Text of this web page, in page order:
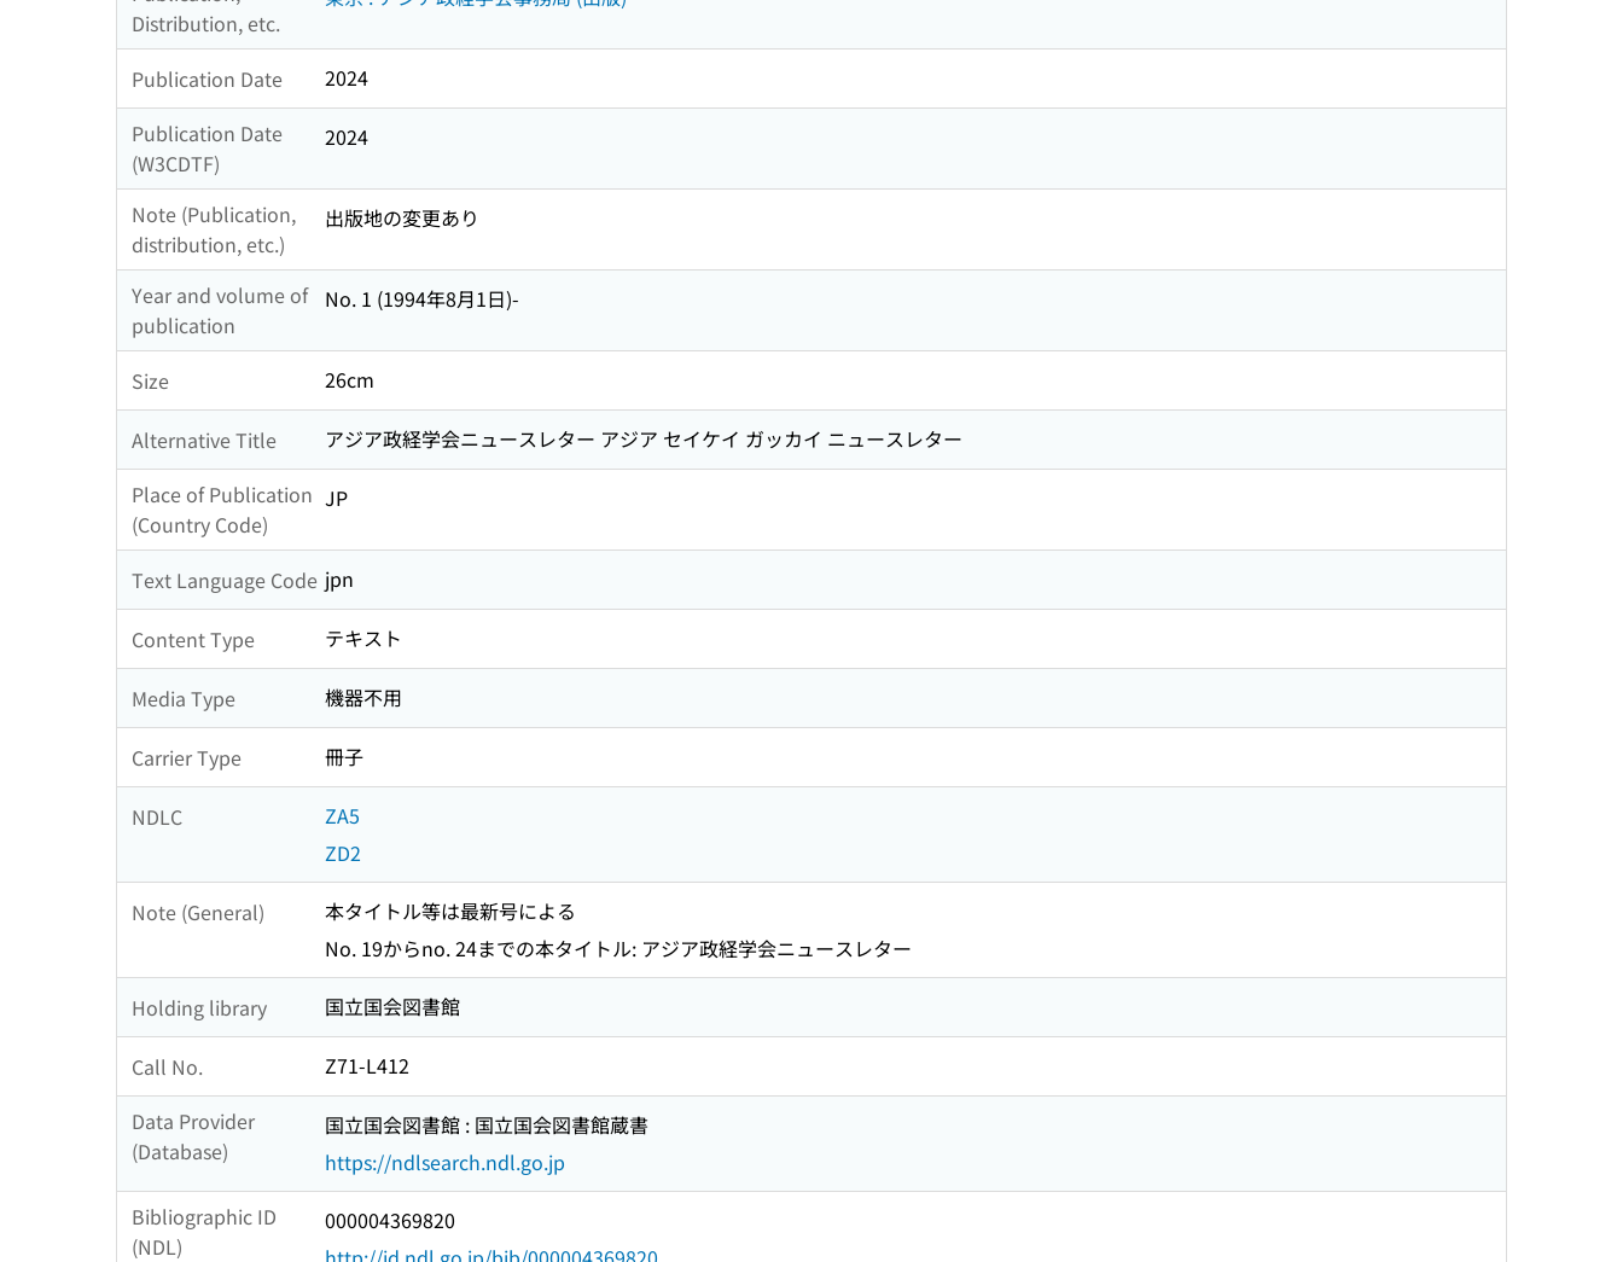
Distribution, etc.
Publication Date
2024
Publication Date
(W3CDTF)
2024
Note (Publication,
distribution, etc.)
出版地の変更あり
Year and volume of
publication
No. 1 (1994年8月1日)-
Size 26cm
Alternative Title
アジア政経学会ニュースレター アジア セイケイ ガッカイ ニュースレター
Place of Publication
(Country Code)
JP
Text Language Code jpn
Content Type テキスト
Media Type 機器不用
Carrier Type 冊子
NDLC
ZA5
ZD2
Note (General)
本タイトル等は最新号による
No. 19からno. 24までの本タイトル: アジア政経学会ニュースレター
Holding library 国立国会図書館
Call No.
Z71-L412
Data Provider
(Database)
国立国会図書館 : 国立国会図書館蔵書
https://ndlsearch.ndl.go.jp
Bibliographic ID
(NDL)
000004369820